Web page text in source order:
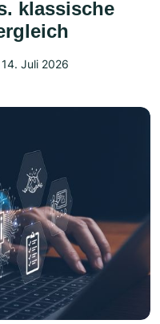
klassische
14. Juli 2026